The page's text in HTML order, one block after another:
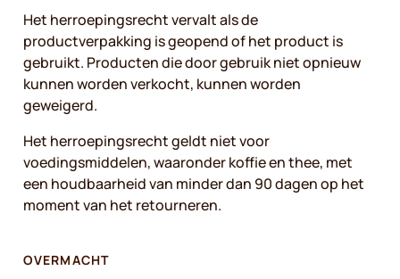
Het herroepingsrecht vervalt als de
productverpakking is geopend of het product is
gebruikt. Producten die door gebruik niet opnieuw
kunnen worden verkocht, kunnen worden
geweigerd.
Het herroepingsrecht geldt niet voor
voedingsmiddelen, waaronder koffie en thee, met
een houdbaarheid van minder dan 90 dagen op het
moment van het retourneren.
OVERMACHT